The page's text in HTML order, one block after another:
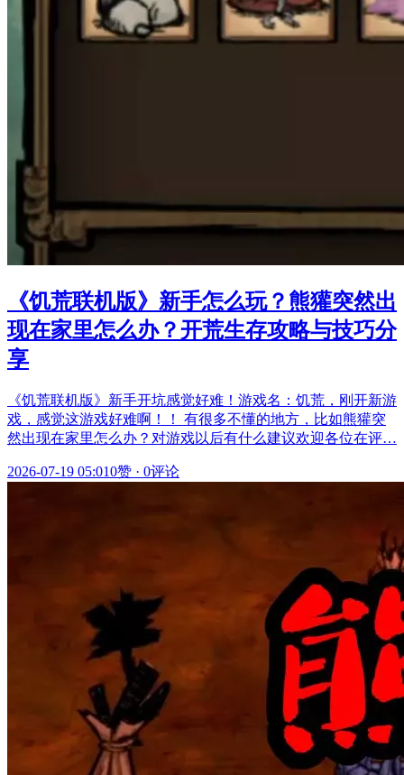
《饥荒联机版》新手怎么玩？熊獾突然出
现在家里怎么办？开荒生存攻略与技巧分
享
《饥荒联机版》新手开坑感觉好难！游戏名：饥荒，刚开新游
戏，感觉这游戏好难啊！！ 有很多不懂的地方，比如熊獾突
然出现在家里怎么办？对游戏以后有什么建议欢迎各位在评…
2026-07-19 05:010赞 · 0评论